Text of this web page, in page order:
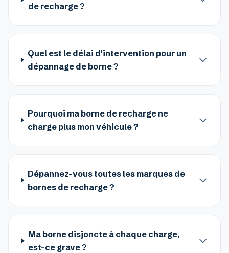
de recharge ?
Quel est le délai d'intervention pour un
dépannage de borne ?
Pourquoi ma borne de recharge ne
charge plus mon véhicule ?
Dépannez-vous toutes les marques de
bornes de recharge ?
Ma borne disjoncte à chaque charge,
est-ce grave ?